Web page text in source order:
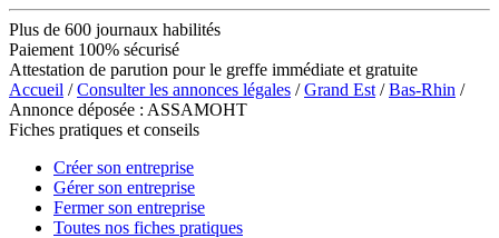
Plus de 600 journaux habilités
Paiement 100% sécurisé
Attestation de parution pour le greffe immédiate et gratuite
Accueil /Consulter les annonces légales /Grand Est /Bas-Rhin /
Annonce déposée : ASSAMOHT
Fiches pratiques et conseils
Créer son entreprise
Gérer son entreprise
Fermer son entreprise
Toutes nos fiches pratiques